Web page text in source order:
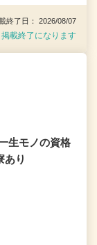
了日： 2026/08/07
載終了になります
生モノの資格
あり